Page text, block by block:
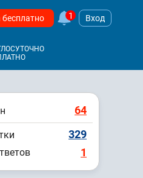
1 Вход
64
329
1